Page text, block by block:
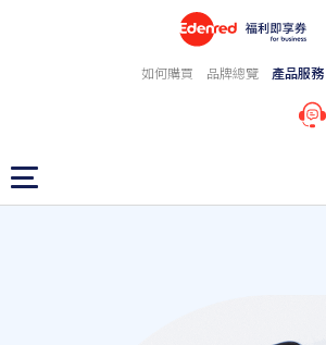
如何購買 品牌總覽 產品服務